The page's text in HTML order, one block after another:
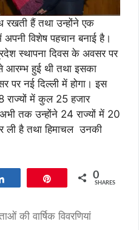
रखती हैं तथा उन्होंने एक
अपनी विशेष पहचान बनाई है।
स्थापना दिवस के अवसर पर
आरम्भ हुई थी तथा इसका
पर नई दिल्ली में होगा। इस
राज्यों में कुल 25 हजार
तक उन्होंने 24 राज्यों में 20
ली है तथा हिमाचल उनकी
0
SHARES
की वार्षिक विवरणियां